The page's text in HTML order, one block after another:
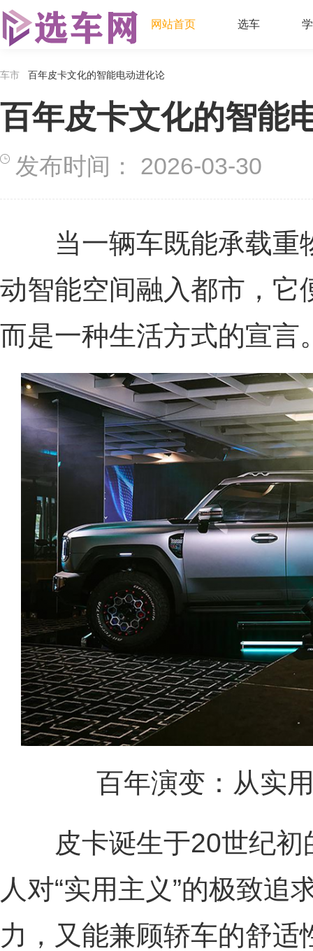
网站首页 选车
车市 百年皮卡文化的智能电动进化论
百年皮卡文化的智能
发布时间： 2026-03-30
当一辆车既能承载重
动智能空间融入都市，它
而是一种生活方式的宣言
百年演变：从实
皮卡诞生于20世纪初
人对“实用主义”的极致
力，又能兼顾轿车的舒适